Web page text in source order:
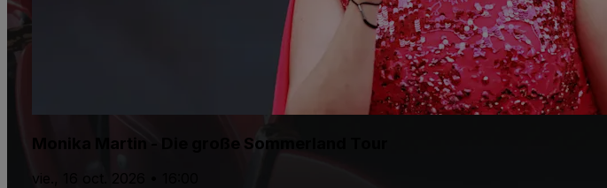
Monika Martin - Die große Sommerland Tour
vie., 16 oct. 2026 • 16:00